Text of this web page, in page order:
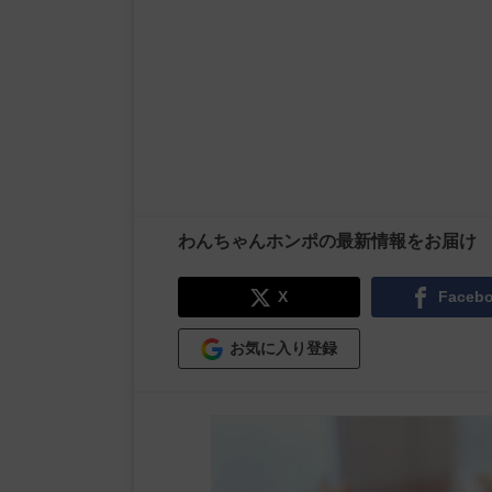
わんちゃんホンポの最新情報をお届け
X
お気に入り登録